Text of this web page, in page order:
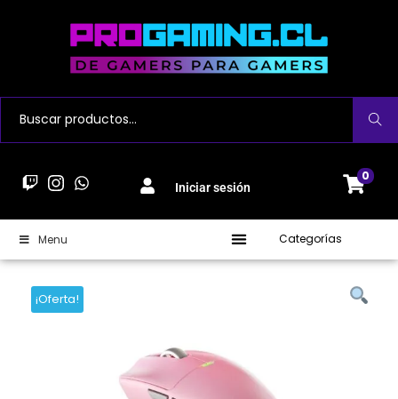
Buscar
Iniciar sesión
0
Menu Categorías
¡Oferta!